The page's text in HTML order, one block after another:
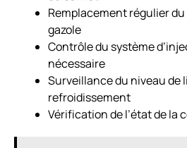
Remplacement régulier
gazole
Contrôle du système
nécessaire
Surveillance du niveau de
refroidissement
Vérification de l’état de la